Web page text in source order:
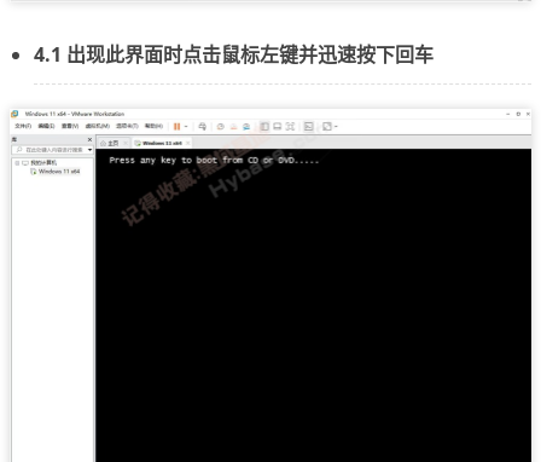
4.1 出现此界面时点击鼠标左键并迅速按下回车